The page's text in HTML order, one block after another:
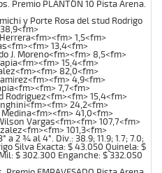
Premio PLANTON 10 Pista Arena.
y Porte Rosa del stud Rodrigo
1,5<fm>
13,4<fm>
J. Moreno<fm><fm> 8,5<fm>
15,4<fm>
82,0<fm>
4,9<fm>
7,7<fm>
Rodriguez<fm><fm> 15,4<fm>
24,2<fm>
Medina<fm><fm> 41,0<fm>
Vargas<fm><fm> 107,7<fm>
101,3<fm>
a 2 ¾ al 4°. Div.: 38.9; 11.9; 1.7; 7.0;
Silva Exacta: $ 43.050 Quinela: $
$ 302.300 Enganche: $ 332.050